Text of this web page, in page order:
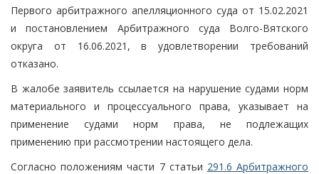
Первого арбитражного апелляционного суда от 15.02.2021
и постановлением Арбитражного суда Волго-Вятского
округа от 16.06.2021, в удовлетворении требований
отказано.
В жалобе заявитель ссылается на нарушение судами норм
материального и процессуального права, указывает на
применение судами норм права, не подлежащих
применению при рассмотрении настоящего дела.
Согласно положениям части 7 статьи 291.6 Арбитражного